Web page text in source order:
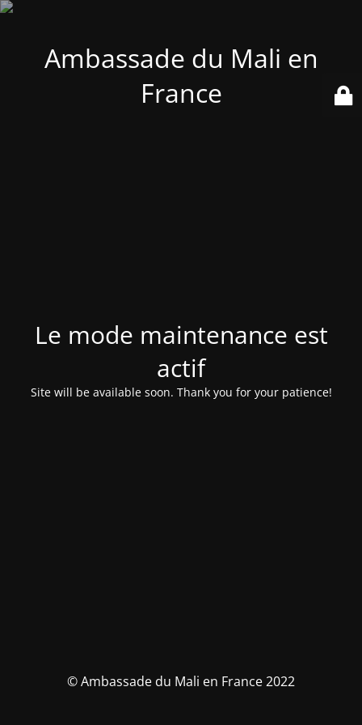
Ambassade du Mali en
France
Le mode maintenance est
actif
Site will be available soon. Thank you for your patience!
© Ambassade du Mali en France 2022